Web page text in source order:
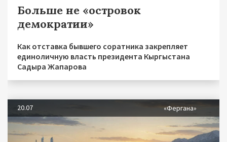
Больше не «островок
демократии»
Как отставка бывшего соратника закрепляет
единоличную власть президента Кыргыстана
Садыра Жапарова
20.07 «Фергана»